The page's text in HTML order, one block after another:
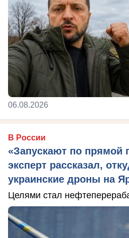
06.08.2026
В России
«Запускают по прямой
эксперт рассказал,
украинские дроны на
Целями стал